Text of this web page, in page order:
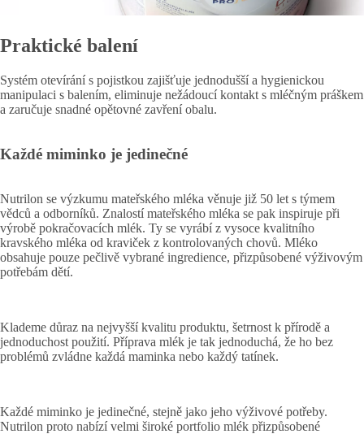
Praktické balení
Systém otevírání s pojistkou zajišťuje jednodušší a hygienickou
manipulaci s balením, eliminuje nežádoucí kontakt s mléčným práškem
a zaručuje snadné opětovné zavření obalu.
Každé miminko je jedinečné
Nutrilon se výzkumu mateřského mléka věnuje již 50 let s týmem
vědců a odborníků. Znalostí mateřského mléka se pak inspiruje při
výrobě pokračovacích mlék. Ty se vyrábí z vysoce kvalitního
kravského mléka od kraviček z kontrolovaných chovů. Mléko
obsahuje pouze pečlivě vybrané ingredience, přizpůsobené výživovým
potřebám dětí.
Klademe důraz na nejvyšší kvalitu produktu, šetrnost k přírodě a
jednoduchost použití. Příprava mlék je tak jednoduchá, že ho bez
problémů zvládne každá maminka nebo každý tatínek.
Každé miminko je jedinečné, stejně jako jeho výživové potřeby.
Nutrilon proto nabízí velmi široké portfolio mlék přizpůsobené